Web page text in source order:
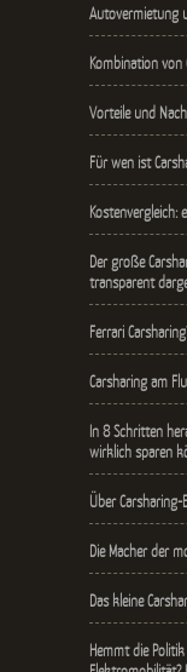
Autovermietung
Kombination
Vorteile und
Für wen ist
Kostenvergleich:
Der große
transparent
Ferrari
Carsharing am
In 8 Schritten
wirklich sparen
Über
Die Macher der
Das kleine
Hemmt die